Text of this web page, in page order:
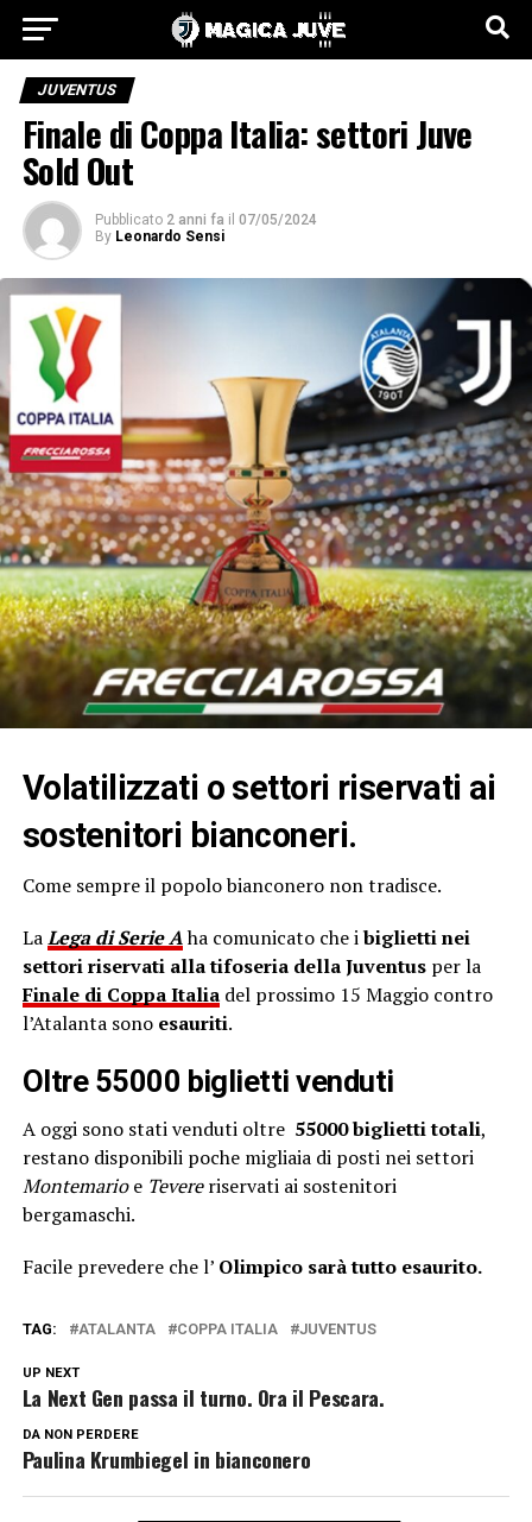
JUVENTUS
Finale di Coppa Italia: settori Juve
Sold Out
Pubblicato 2 anni fa il 07/05/2024
By Leonardo Sensi
Volatilizzati o settori riservati ai
sostenitori bianconeri.
Come sempre il popolo bianconero non tradisce.
LaLega di Serie Aha comunicato che ibiglietti nei
settori riservati alla tifoseria della Juventusper la
Finale di Coppa Italiadel prossimo 15 Maggio contro
l’Atalanta sono esauriti.
Oltre 55000 biglietti venduti
A oggi sono stati venduti oltre 55000biglietti totali,
restano disponibili poche migliaia di posti nei settori
Montemarioe Tevereriservati ai sostenitori
bergamaschi.
Facile prevedere che l’ Olimpico sarà tutto esaurito.
TAG: ATALANTA COPPA ITALIA JUVENTUS
UP NEXT
La Next Gen passa il turno. Ora il Pescara.
DA NON PERDERE
Paulina Krumbiegel in bianconero